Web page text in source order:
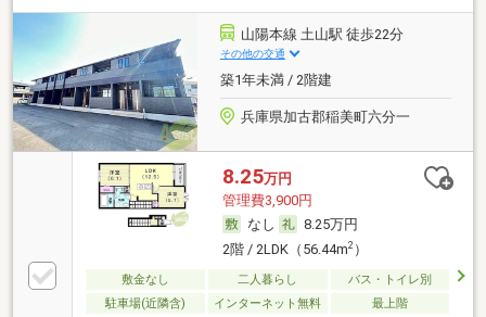
山陽本線 土山駅 徒歩22分
その他の交通
築1年未満 / 2階建
兵庫県加古郡稲美町六分一
8.25万円
管理費3,900円
なし
8.25万円
2階 / 2LDK（56.44m2）
敷金なし 二人暮らし
バス・トイレ別
駐車場(近隣含)
インターネット無料 最上階